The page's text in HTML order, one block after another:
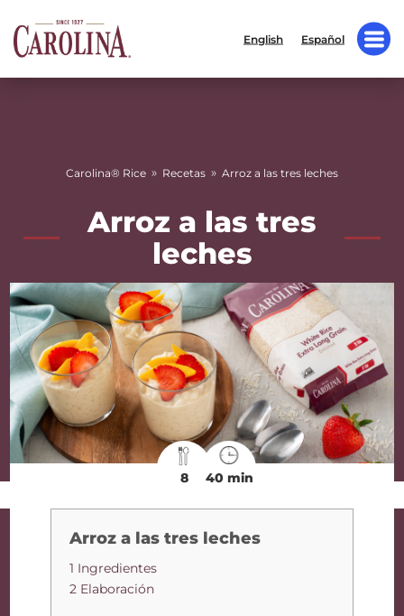
English Español
Carolina® Rice » Recetas » Arroz a las tres leches
Arroz a las tres
leches
8 40 min
Arroz a las tres leches
1 Ingredientes
2 Elaboración